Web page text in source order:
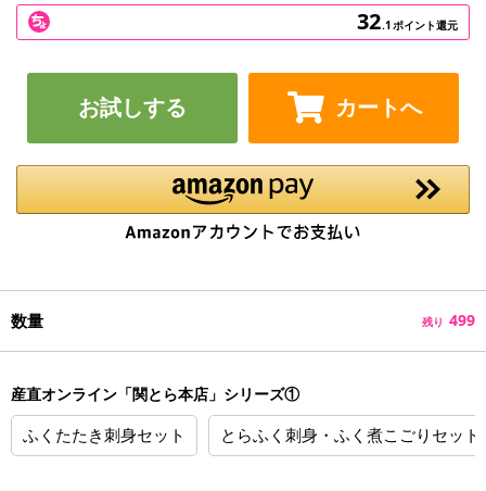
32.1ポイント還元
お試しする カートへ
数量 残り 499
産直オンライン「関とら本店」シリーズ①
ふくたたき刺身セット とらふく刺身・ふく煮こごりセット